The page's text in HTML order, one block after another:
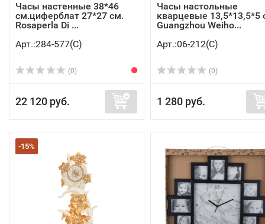
Часы настенные 38*46
см.циферблат 27*27 см.
Rosaperla Di ...
Арт.:284-577(C)
(0)
22 120 руб.
Часы настольные
кварцевые 13,5*13,5*5
Guangzhou Weiho...
Арт.:06-212(C)
(0)
1 280 руб.
-15%